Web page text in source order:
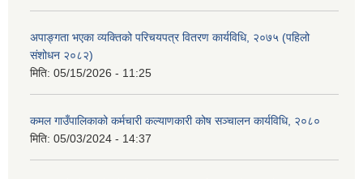
अपाङ्गता भएका व्यक्तिको परिचयपत्र वितरण कार्यविधि, २०७५ (पहिलो
संशोधन २०८२)
मिति: 05/15/2026 - 11:25
कमल गाउँपालिकाको कर्मचारी कल्याणकारी कोष सञ्चालन कार्यविधि, २०८०
मिति: 05/03/2024 - 14:37